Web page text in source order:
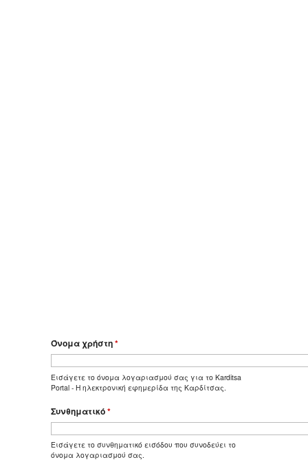
Όνομα χρήστη*
Εισάγετε το όνομα λογαριασμού σας για το Karditsa
Portal - Η ηλεκτρονική εφημερίδα της Καρδίτσας.
Συνθηματικό*
Εισάγετε το συνθηματικό εισόδου που συνοδεύει το
όνομα λογαριασμού σας.